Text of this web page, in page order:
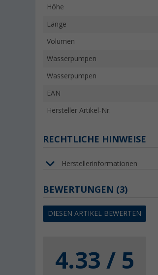
Höhe
Länge
Volumen
Wasserpumpen
Wasserpumpen
EAN
Hersteller Artikel-Nr.
RECHTLICHE HINWEISE
Herstellerinformationen
BEWERTUNGEN (3)
DIESEN ARTIKEL BEWERTEN
4.33 / 5